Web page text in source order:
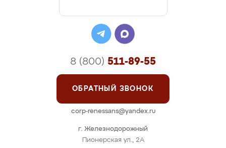
г. Железнодорожный
Пионерская ул., 2А
8 (800) 511-89-55
ОБРАТНЫЙ ЗВОНОК
corp-renessans@yandex.ru